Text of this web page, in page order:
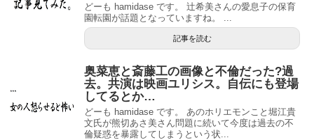
どーも hamidase です。 辻希美さんの愛息子の保育
園転園が話題となっていますね。 ...
記事を読む
奥菜恵と斎藤工の画像と不倫だった?過
去。共演は映画ユリシス。自伝にも登場
してるとか…
どーも hamidase です。 あのホリエモンこと堀江貴
文氏が熊切あさ美さん問題に続いて今度は過去の不
倫疑惑を暴露してしまうという状...